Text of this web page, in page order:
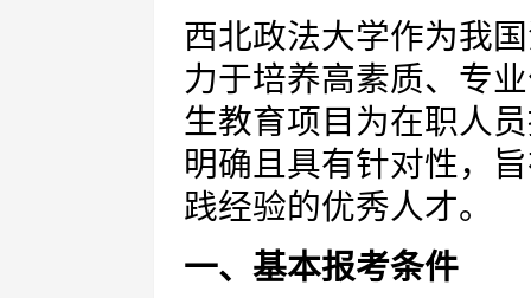
西北政法大学作为我
力于培养高素质、专
生教育项目为在职人
明确且具有针对性，
践经验的优秀人才。
一、基本报考条件